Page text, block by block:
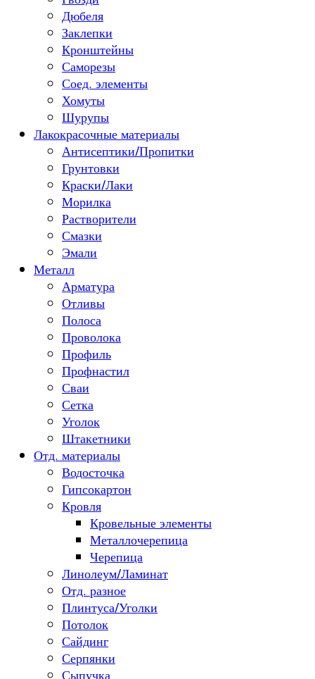
Дюбеля
Заклепки
Кронштейны
Саморезы
Соед. элементы
Хомуты
Шурупы
Лакокрасочные материалы
Антисептики/Пропитки
Грунтовки
Краски/Лаки
Морилка
Растворители
Смазки
Эмали
Металл
Арматура
Отливы
Полоса
Проволока
Профиль
Профнастил
Сваи
Сетка
Уголок
Штакетники
Отд. материалы
Водосточка
Гипсокартон
Кровля
Кровельные элементы
Металлочерепица
Черепица
Линолеум/Ламинат
Отд. разное
Плинтуса/Уголки
Потолок
Сайдинг
Серпянки
Сыпучка